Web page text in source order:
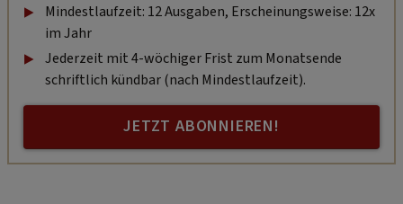
Mindestlaufzeit: 12 Ausgaben, Erscheinungsweise: 12x
im Jahr
Jederzeit mit 4-wöchiger Frist zum Monatsende
schriftlich kündbar (nach Mindestlaufzeit).
JETZT ABONNIEREN!